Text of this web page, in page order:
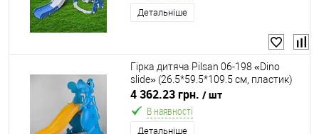
Детальніше
Гірка дитяча Pilsan 06-198 «Dino
slide» (26.5*59.5*109.5 см, пластик)
4 362.23 грн. / шт
В наявності
Детальніше